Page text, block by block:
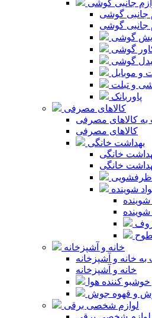
جانبی گوشی
جانبی گوشی
جانبی گوشی
گوشی
گوشی
گوشی
و موبایل
و تبلت
پاوربانک
کالاهای مصرفی
کالاهای مصرفی
کالاهای مصرفی
بهداشت خانگی
خانگی
خانگی
ظرفشویی
شوینده
شوینده
خانه و آشپزخانه
خانه و آشپزخانه
خانه و آشپزخانه
خوشبو کننده هوا
و قهوه جوش
لوازم شخصی برقی